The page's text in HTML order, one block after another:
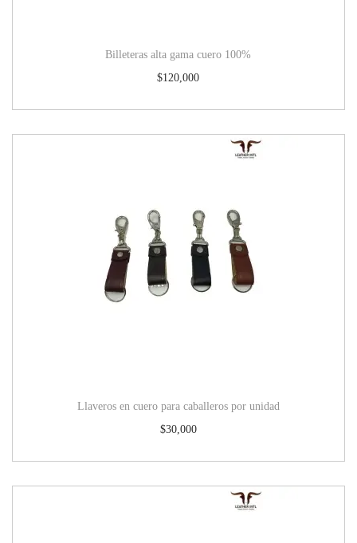
Billeteras alta gama cuero 100%
$120,000
Llaveros en cuero para caballeros por unidad
$30,000